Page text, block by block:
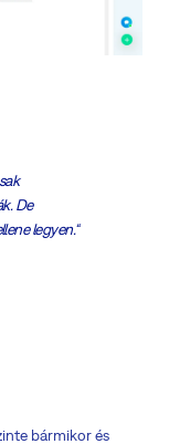
De
legyen.“
bármikor és